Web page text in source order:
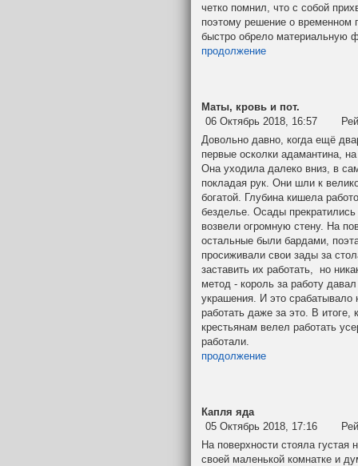
четко помнил, что с собой
поэтому решение о временном
быстро обрело материальную
продолжение
Маты, кровь и пот.
06 Октябрь 2018, 16:57
Довольно давно, когда ещё
первые осколки адамантина,
Она уходила далеко вниз, в
покладая рук. Они шли к
богатой. Глубина кишела
безделье. Осады прекратились
возвели огромную стену. На
остальные были бардами,
просиживали свои зады за
заставить их работать, но
метод - король за работу
украшения. И это срабатывало
работать даже за это. В итоге,
крестьянам велел работать
работали.
продолжение
Капля яда
05 Октябрь 2018, 17:16
На поверхности стояла густая
своей маленькой комнатке и